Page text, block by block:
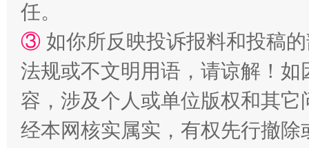
任。
③ 如你所反映投诉报料和投稿
法规或不文明用语，请谅解！
容，涉及个人或单位版权和其它
经本网核实属实，有权先行撤